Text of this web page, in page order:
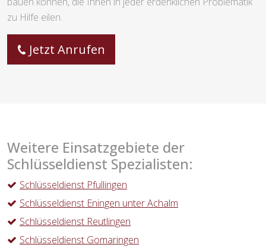
zu Hilfe eilen.
Jetzt Anrufen
Weitere Einsatzgebiete der
Schlüsseldienst Spezialisten:
Schlüsseldienst Pfullingen
Schlüsseldienst Eningen unter Achalm
Schlüsseldienst Reutlingen
Schlüsseldienst Gomaringen